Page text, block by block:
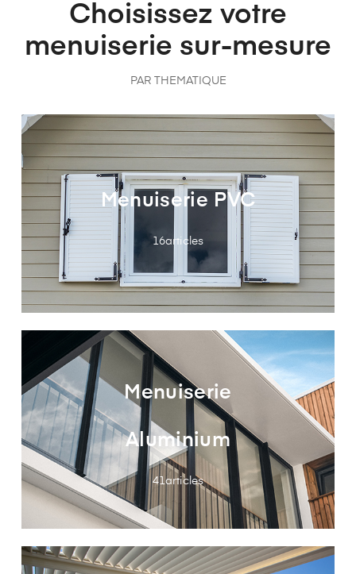
Choisissez votre
menuiserie sur-mesure
PAR THEMATIQUE
Menuiserie PVC
16articles
Menuiserie
Aluminium
41articles